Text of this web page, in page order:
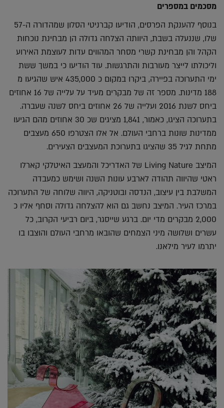
מסכמים במספרים
בנוסף להענקת הפרסים, הודיעו קברניטי הסלון שמהדורה ה-57
שלו, שננעלה בשבת, היוותה הצלחה גדולה הן מבחינת נוכחות
הקהל והן מבחינת קשרי מסחר המהווים עדות לעוצמת האירוע
וליכולתו לייצר מעורבות והתרגשות. עוד הודיעו כי במשך ששת
ימי התערוכה בפיירה, ביקרו במקום כ 435,000 איש שהגיעו מ
188 מדינות. מספר זה של מבקרים מעיד על עלייה של 16 אחוזים
ביחס לשנת 2016 ועלייה של 26 אחוזים ביחס לשנה שעברה.
בתערוכה הציגו, כאמור, 1,841 מציגים שכ 30 אחוזים מהם הגיעו
ממדינות שונות ברחבי העולם. אל אלו הצטרפו 650 מעצבים
מתחת לגיל 35 שהציגו בתערוכת המעצבים הצעירים.
המיצב Living Nature של האדריכל והמעצב האיטלקי קארלו
ראטי שהיווה תהודה לארבע עונות השנה ושימש כמעבדה
המשלבת בין עיצוב, הנדסה ובוטניקה, היווה שלוחה של התערוכה
במרכז העיר. המיצב נחשב גם הוא להצלחה גדולה וסחף אליו כ
2,000 מבקרים מדי יום. ברגע שייסגר, ביום רביעי הקרוב, כל
עשרים ושלושה מיני הצמחים שהובאו מרחבי העולם והוצבו בו
יתרמו לעיר מילאנו.